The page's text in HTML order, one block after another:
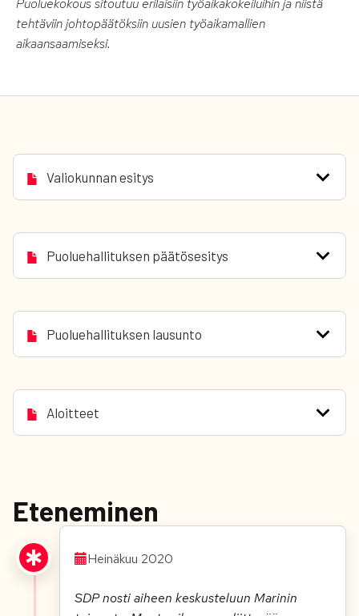
Puoluekokous sitoutuu erilaisiin työaikakokeiluihin ja niistä
tehtäviin johtopäätöksiin uusien työaikamallien
aikaansaamiseksi.
Valiokunnan esitys
Puoluehallituksen päätösesitys
Puoluehallituksen lausunto
Aloitteet
Eteneminen
Heinäkuu 2020
SDP nosti aiheen keskusteluun Marinin